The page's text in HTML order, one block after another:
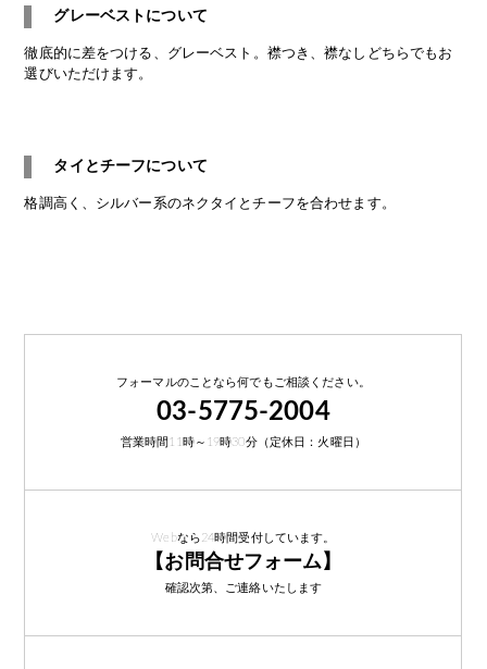
グレーベストについて
徹底的に差をつける、 グレーベスト 。襟つき、襟なしどちらでもお
選びいただけます。
タイとチーフについて
格調高く、 シルバー系のネクタイとチーフを合わせます。
フォーマルのことなら何でもご相談ください。
03-5775-2004
営業時間11時～19時30分（定休日：火曜日）
Webなら24時間受付しています。
【お問合せフォーム】
確認次第、ご連絡いたします